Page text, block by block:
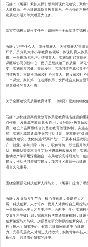
石静：《纲要》紧扣支撑引领四川现代化建设，聚
人新格局、全面建设高质量教育体系、全面强化科
发展动力活力等六项重大任务。
落实立德树人是根本任务，请问关于全面塑造立德
石静：“培养什么人、怎样培养人、为谁培养人”是
环节、贯穿到大中小学教育各领域、体现到育人体
措。一是推动固本培元铸魂育人。实施新时代立德
课区域协同创新中心，提升思想政治工作质量，深化
变，实施体质强健、美育浸润、劳动习惯养成和青
习惯教育。三是推动家校社协同育人。建设家校社
一个课堂、家长第一任老师作用，发挥社会支持全
健康成长的育人生态。
关于全面建设高质量教育体系，《纲要》是如何细化
石静：加快建设高质量教育体系是教育强省建设的
点作用，发挥高等教育龙头作用，提升职业教育适
育。建立市县两级结合的基础教育管理体制，实施
展，实施县域普通高中振兴行动计划，统筹推进“双
键能力建设，优化实施“双高计划”，开展本科层次
户、就业、参加招录（聘）、职称评聘、职位晋升
型、技能型等基本办学定位推进高校改革发展，实
推动政产学研用深度融合，布局建设高等研究院，
建设，推动学习型城市建设，加强社区教育平台建
语言文化素养。
围绕全面强化科技创新支撑能力，《纲要》提出了哪
石静：发展新质生产力，核心在创新，关键在人才
展、科技创新、人才培养，提升人才供给自主可控
一是加强高水平人才自主培养。面向中小学生实施科
交叉学科突破计划，完善本硕博贯通培养机制，建
创新策源能力能级。加强基础研究和原始创新突破
程（技术）研究中心、省部共建协同创新中心建设
力。完善高层次人才引进支持政策，实施青年科技
价机制，营造潜心研究的环境。